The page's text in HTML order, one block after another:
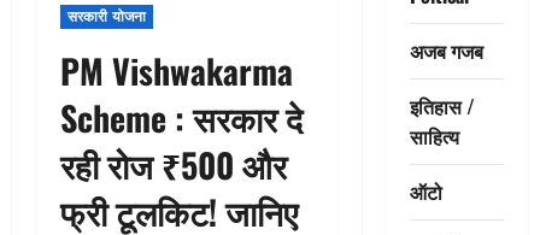
सरकारी योजना
PM Vishwakarma
Scheme : सरकार दे
रही रोज ₹500 और
फ्री टूलकिट! जानिए
अजब गजब
इतिहास /
साहित्य
ऑटो